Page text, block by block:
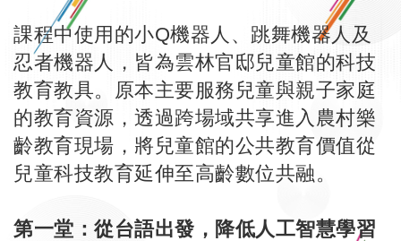
課程中使用的小Q機器人、跳舞機器人及
忍者機器人，皆為雲林官邸兒童館的科技
教育教具。原本主要服務兒童與親子家庭
的教育資源，透過跨場域共享進入農村樂
齡教育現場，將兒童館的公共教育價值從
兒童科技教育延伸至高齡數位共融。
第一堂：從台語出發，降低人工智慧學習